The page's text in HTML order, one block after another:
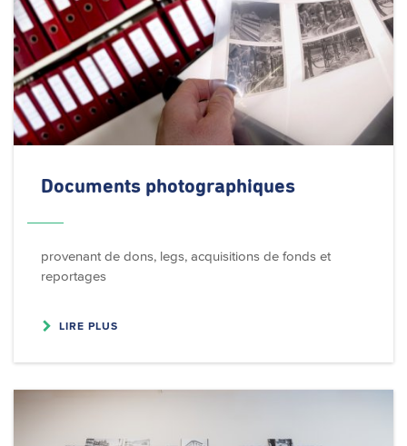
Documents photographiques
provenant de dons, legs, acquisitions de fonds et
reportages
LIRE PLUS